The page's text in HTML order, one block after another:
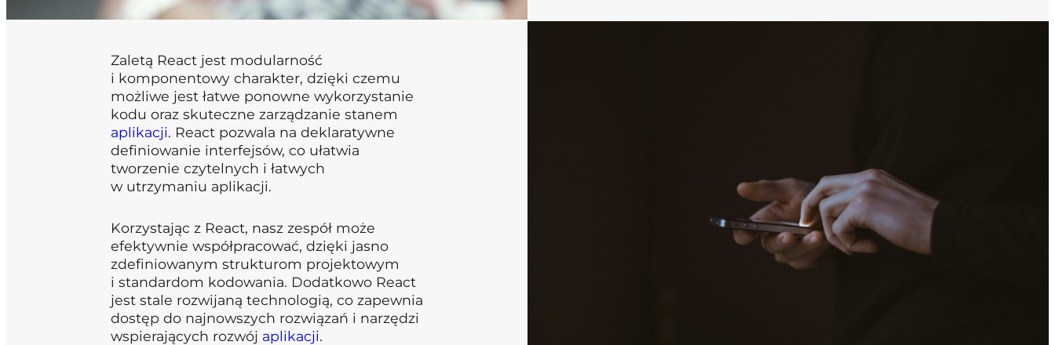
Zaletą React jest modularność
i komponentowy charakter, dzięki czemu
możliwe jest łatwe ponowne wykorzystanie
kodu oraz skuteczne zarządzanie stanem
aplikacji. React pozwala na deklaratywne
definiowanie interfejsów, co ułatwia
tworzenie czytelnych i łatwych
w utrzymaniu aplikacji.
Korzystając z React, nasz zespół może
efektywnie współpracować, dzięki jasno
zdefiniowanym strukturom projektowym
i standardom kodowania. Dodatkowo React
jest stale rozwijaną technologią, co zapewnia
dostęp do najnowszych rozwiązań i narzędzi
wspierających rozwój aplikacji.